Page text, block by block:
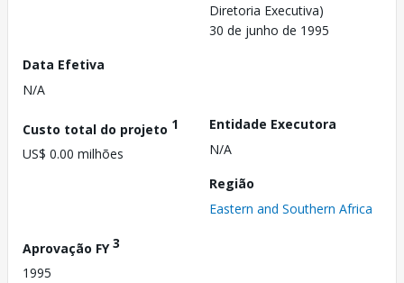
Diretoria Executiva)
30 de junho de 1995
Data Efetiva
N/A
Custo total do projeto 1
US$ 0.00 milhões
Entidade Executora
N/A
Região
Eastern and Southern Africa
Aprovação FY3
1995